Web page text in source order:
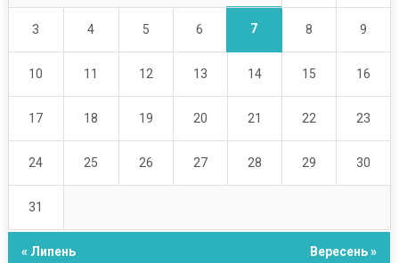
3 4 5 6 7 8 9
10 11 12 13 14 15 16
17 18 19 20 21 22 23
24 25 26 27 28 29 30
31
« Липень Вересень »